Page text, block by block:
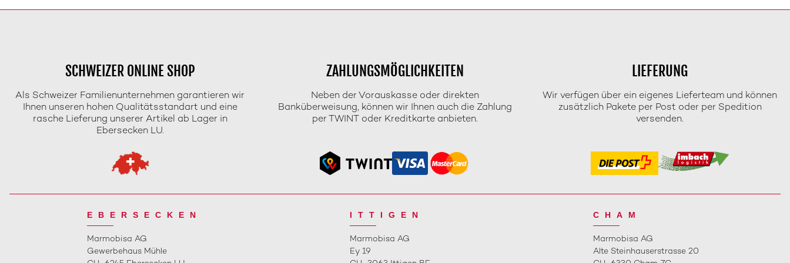
SCHWEIZER ONLINE SHOP
Als Schweizer Familienunternehmen garantieren wir
Ihnen unseren hohen Qualitätsstandart und eine
rasche Lieferung unserer Artikel ab Lager in
Ebersecken LU.
ZAHLUNGSMÖGLICHKEITEN
Neben der Vorauskasse oder direkten
Banküberweisung, können wir Ihnen auch die Zahlung
per TWINT oder Kreditkarte anbieten.
LIEFERUNG
Wir verfügen über ein eigenes Lieferteam und können
zusätzlich Pakete per Post oder per Spedition
versenden.
EBERSECKEN
Marmobisa AG
Gewerbehaus Mühle
ITTIGEN
Marmobisa AG
Ey 19
CHAM
Marmobisa AG
Alte Steinhauserstrasse 20